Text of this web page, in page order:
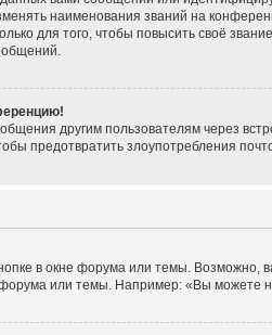
наименования званий на
для того, чтобы повысить своё
другим пользователям через
предотвратить злоупотребления
в окне форума или темы. Возможно,
или темы. Например: «Вы можете